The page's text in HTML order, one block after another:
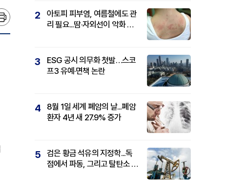
2
아토피 피부염, 여름철에도 관
리 필요...땀·자외선이 악화 요
3
ESG 공시 의무화 첫발…스코
프3 유예·면책 논란
4
8월 1일 세계 폐암의 날...폐암
환자 4년 새 27.9% 증가
5
검은 황금 석유의 지정학...독
점에서 파동, 그리고 탈탄소 패